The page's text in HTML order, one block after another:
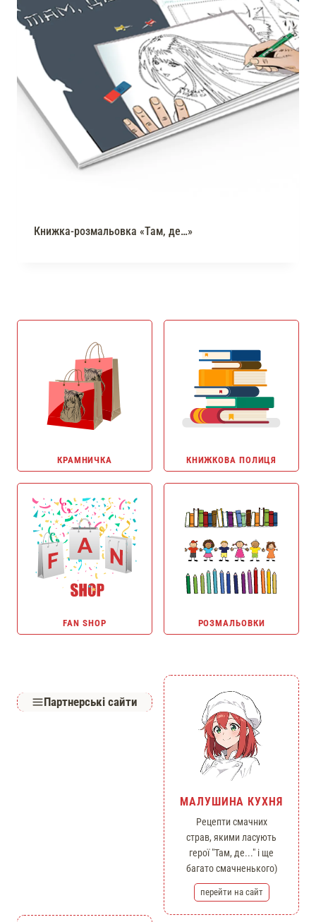
Книжка-розмальовка «Там, де…»
КРАМНИЧКА
FAN SHOP
КНИЖКОВА ПОЛИЦЯ
РОЗМАЛЬОВКИ
Партнерські сайти
МАЛУШИНА КУХНЯ
Рецепти смачних
страв, якими ласують
герої "Там, де..." і ще
багато смачненького)
перейти на сайт